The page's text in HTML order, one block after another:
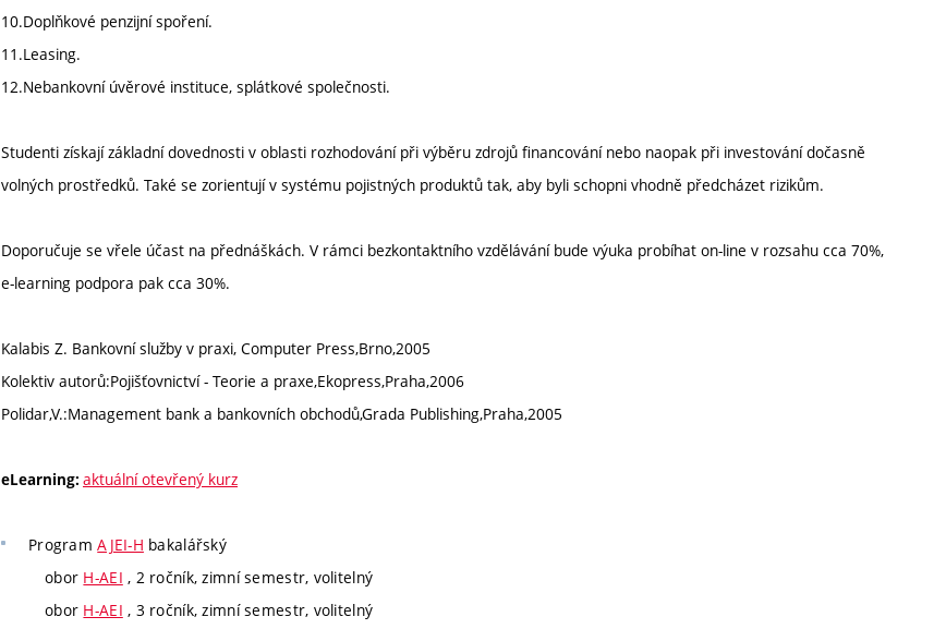
10.Doplňkové penzijní spoření.
11.Leasing.
12.Nebankovní úvěrové instituce, splátkové společnosti.
Studenti získají základní dovednosti v oblasti rozhodování při výběru zdrojů financování nebo naopak při investování dočasně
volných prostředků. Také se zorientují v systému pojistných produktů tak, aby byli schopni vhodně předcházet rizikům.
Doporučuje se vřele účast na přednáškách. V rámci bezkontaktního vzdělávání bude výuka probíhat on-line v rozsahu cca 70%,
e-learning podpora pak cca 30%.
Kalabis Z. Bankovní služby v praxi, Computer Press,Brno,2005
Kolektiv autorů:Pojišťovnictví - Teorie a praxe,Ekopress,Praha,2006
Polidar,V.:Management bank a bankovních obchodů,Grada Publishing,Praha,2005
eLearning: aktuální otevřený kurz
ProgramAJEI-H bakalářský
obor H-AEI , 2 ročník, zimní semestr, volitelný
obor H-AEI , 3 ročník, zimní semestr, volitelný